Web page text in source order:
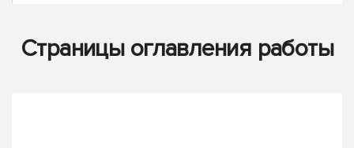
Страницы оглавления работы